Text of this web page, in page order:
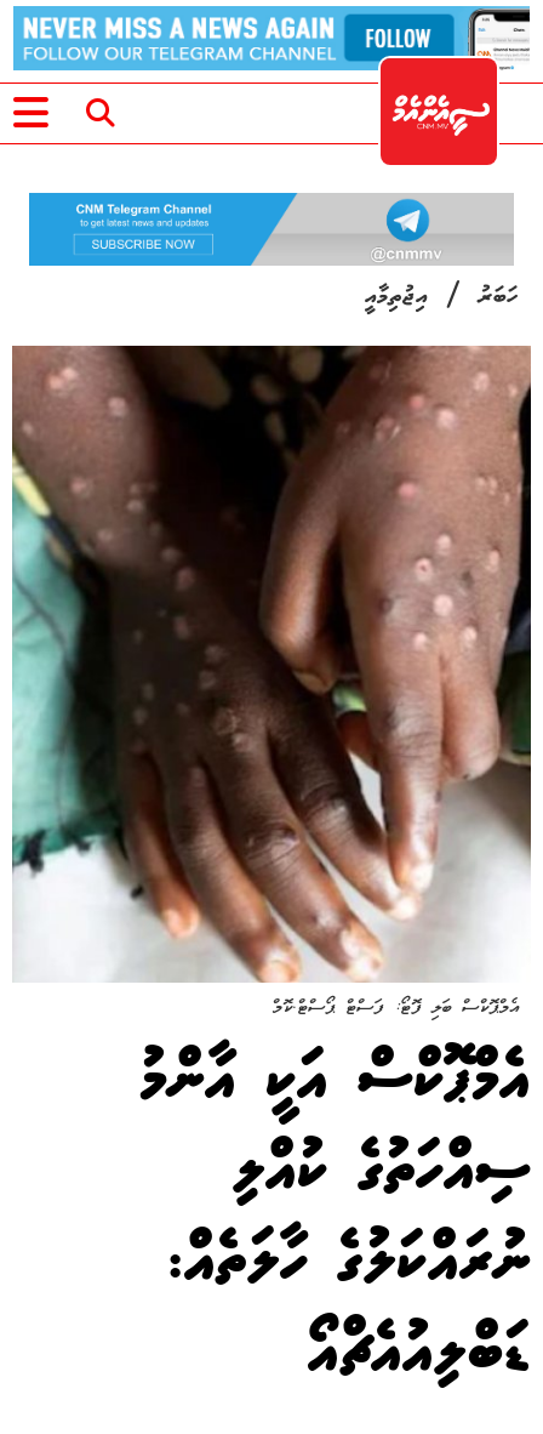
ހަބަރު/ އިޖުތިމާއީ
އެމްޕޮކްސް ބަލި ފޮޓޯ: ފަސްޓް ޕޯސްޓް.ކޮމް
އެމްޕޮކްސް އަކީ އާންމު
ސިއްހަތުގެ ކުއްލި
ނުރައްކަލުގެ ހާލަތެއް:
ޑަބްލިއުއެޗްއޯ